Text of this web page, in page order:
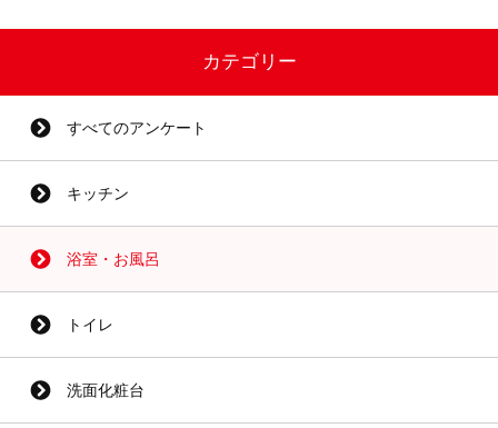
カテゴリー
すべてのアンケート
キッチン
浴室・お風呂
トイレ
洗面化粧台